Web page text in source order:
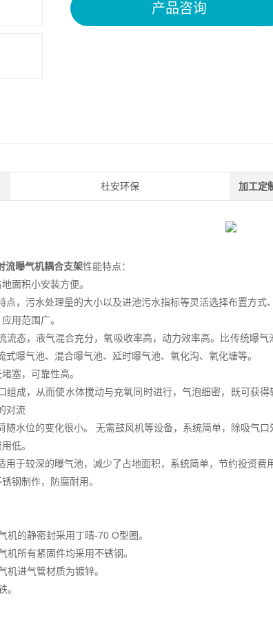
产品咨询
杜安环保 加工定
流曝气机耦合支架性能特点：
面积小安装方便。
点，污水处理量的大小以及进池污水指标等灵活选择布置方式
用范围广。
流态，液气混合充分，氧吸收率高，动力效率高。比传统曝
式曝气池、混合曝气池、延时曝气池、氧化沟、氧化塘等。
塞，可靠性高。
组成，从而使水体搅动与充氧同时进行，气泡细密，既可获
对流
随水位的变化很小。 无需鼓风机等设备，系统简单，除吸气
低。
用于较深的曝气池，减少了占地面积，系统简单，节约投资费
钢制作，防腐耐用。
机的静密封采用丁晴-70 O型圈。
机所有紧固件均采用不锈钢。
机进气管材质为镀锌。
。